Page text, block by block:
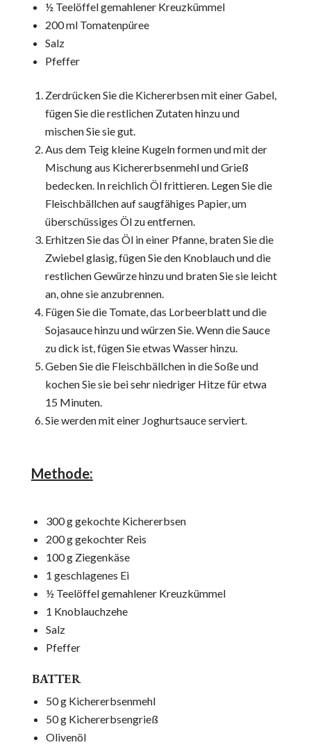
½ Teelöffel gemahlener Kreuzkümmel
200 ml Tomatenpüree
Salz
Pfeffer
Zerdrücken Sie die Kichererbsen mit einer Gabel,
fügen Sie die restlichen Zutaten hinzu und
mischen Sie sie gut.
Aus dem Teig kleine Kugeln formen und mit der
Mischung aus Kichererbsenmehl und Grieß
bedecken. In reichlich Öl frittieren. Legen Sie die
Fleischbällchen auf saugfähiges Papier, um
überschüssiges Öl zu entfernen.
Erhitzen Sie das Öl in einer Pfanne, braten Sie die
Zwiebel glasig, fügen Sie den Knoblauch und die
restlichen Gewürze hinzu und braten Sie sie leicht
an, ohne sie anzubrennen.
Fügen Sie die Tomate, das Lorbeerblatt und die
Sojasauce hinzu und würzen Sie. Wenn die Sauce
zu dick ist, fügen Sie etwas Wasser hinzu.
Geben Sie die Fleischbällchen in die Soße und
kochen Sie sie bei sehr niedriger Hitze für etwa
15 Minuten.
Sie werden mit einer Joghurtsauce serviert.
Methode:
300 g gekochte Kichererbsen
200 g gekochter Reis
100 g Ziegenkäse
1 geschlagenes Ei
½ Teelöffel gemahlener Kreuzkümmel
1 Knoblauchzehe
Salz
Pfeffer
BATTER
50 g Kichererbsenmehl
50 g Kichererbsengrieß
Olivenöl